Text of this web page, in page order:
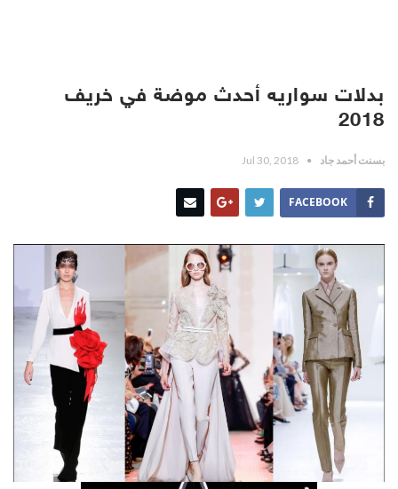
بدلات سواريه أحدث موضة في خريف
2018
بسنت أحمد جاد Jul 30, 2018
FACEBOOK